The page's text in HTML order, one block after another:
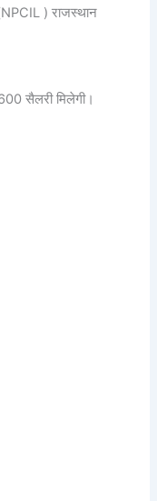
) राजस्थान
सैलरी मिलेगी।